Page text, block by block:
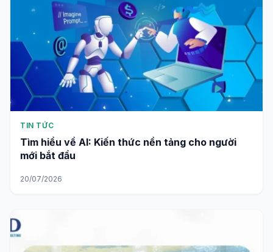
TIN TỨC
Tìm hiểu về AI: Kiến thức nền tảng cho người
mới bắt đầu
20/07/2026